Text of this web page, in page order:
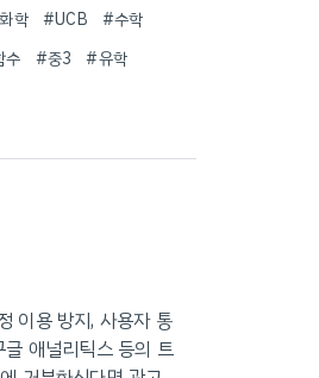
학 #UCB
#수학
수 #중3 #유학
이용 방지, 사용자 통
애널리틱스 등의 트